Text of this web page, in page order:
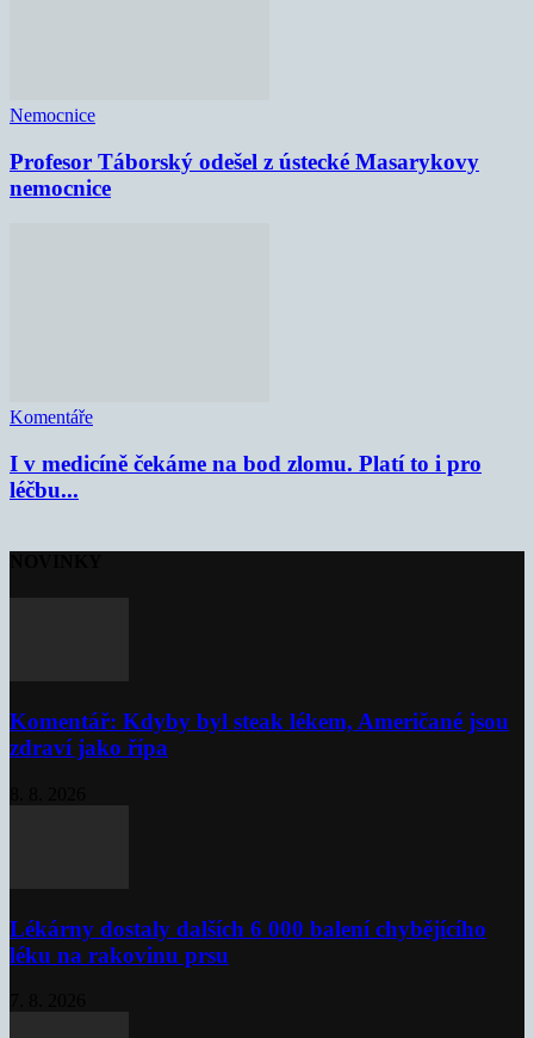
Nemocnice
Profesor Táborský odešel z ústecké Masarykovy
nemocnice
Komentáře
I v medicíně čekáme na bod zlomu. Platí to i pro
léčbu...
Komentář: Kdyby byl steak lékem, Američané jsou
zdraví jako řípa
Lékárny dostaly dalších 6 000 balení chybějícího
léku na rakovinu prsu